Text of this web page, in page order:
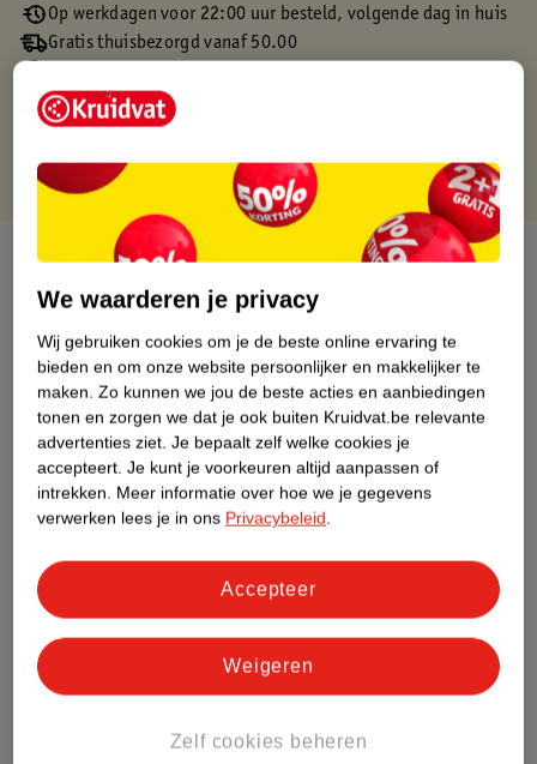
Op werkdagen voor 22:00 uur besteld, volgende dag in huis
Gratis thuisbezorgd vanaf 50.00
Gratis punten met je Kruidvat kaart
Over dit product
Productinformatie
Etiketinformatie
Nature Impact Score
Dit product heeft (nog) geen Nature
Impact Score.
Bestel & Bezorginformatie
We waarderen je privacy
Wij gebruiken cookies om je de beste online ervaring te
bieden en om onze website persoonlijker en makkelijker te
maken. Zo kunnen we jou de beste acties en aanbiedingen
tonen en zorgen we dat je ook buiten Kruidvat.be relevante
advertenties ziet. Je bepaalt zelf welke cookies je
accepteert. Je kunt je voorkeuren altijd aanpassen of
intrekken. Meer informatie over hoe we je gegevens
verwerken lees je in ons Privacybeleid.
Zelf cookies beheren
Weigeren
Accepteer